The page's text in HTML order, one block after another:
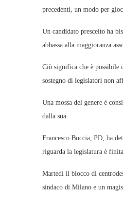
precedenti, un modo per
Un candidato prescelto ha
abbassa alla maggioranza
Ciò significa che è possibile
sostegno di legislatori non
Una mossa del genere è
dalla sua.
Francesco Boccia, PD, ha
riguarda la legislatura è
Martedì il blocco di
sindaco di Milano e un